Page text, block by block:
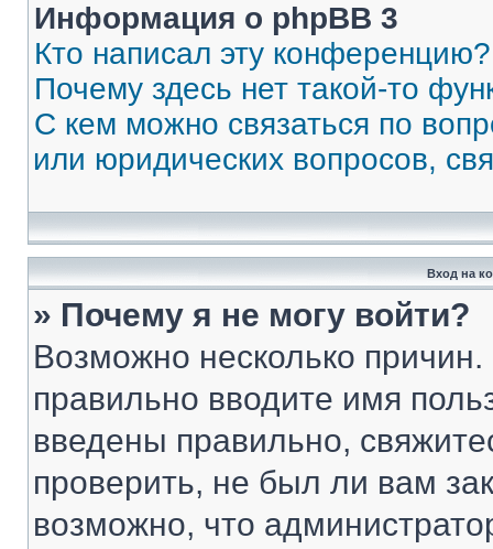
Информация о phpBB 3
Кто написал эту конференцию?
Почему здесь нет такой-то
С кем можно связаться по
или юридических вопросов,
Вход на
» Почему я не могу войти?
Возможно несколько
правильно вводите имя
введены правильно,
проверить, не был ли вам
возможно, что